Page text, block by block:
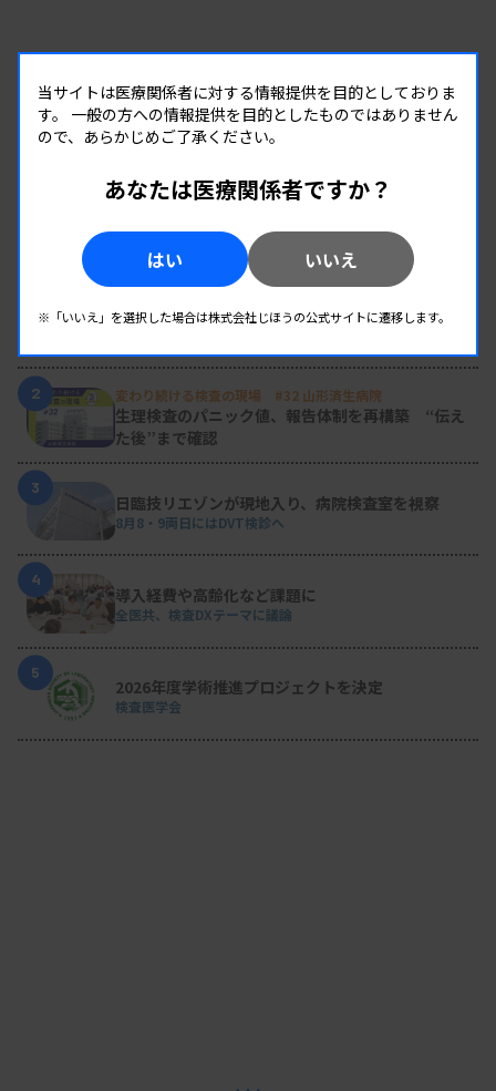
RANKING
人気の記事
新人臨床検査技師の歩き方 ［第16回］
2 変わり続ける検査の現場 #32 山形済生病院
生理検査のパニック値、報告体制を再構築 “伝え
た後”まで確認
3
日臨技リエゾンが現地入り、病院検査室を視察
8月8・9両日にはDVT検診へ
4
導入経費や高齢化など課題に
全医共、検査DXテーマに議論
5
2026年度学術推進プロジェクトを決定
検査医学会
当サイトは医療関係者に対する情報提供を目的としておりま
す。 一般の方への情報提供を目的としたものではありません
ので、あらかじめご了承ください。
あなたは医療関係者ですか？
はい いいえ
※「いいえ」を選択した場合は株式会社じほうの公式サイトに遷移します。